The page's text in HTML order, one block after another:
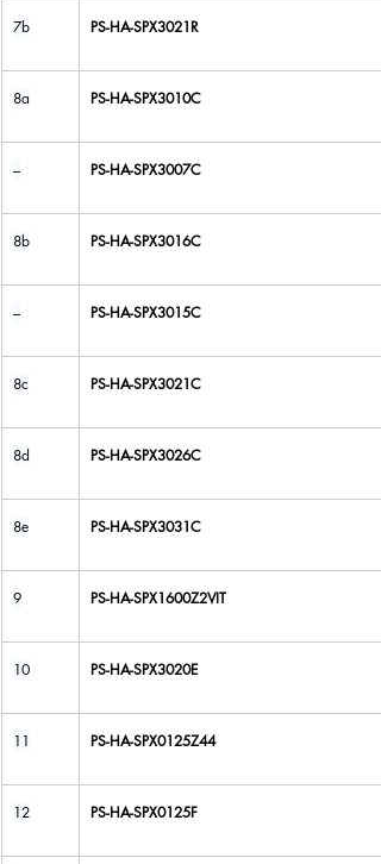
7b PS-HA-SPX3021R
8a PS-HA-SPX3010C
– PS-HA-SPX3007C
8b PS-HA-SPX3016C
– PS-HA-SPX3015C
8c PS-HA-SPX3021C
8d PS-HA-SPX3026C
8e PS-HA-SPX3031C
9 PS-HA-SPX1600Z2VIT
10 PS-HA-SPX3020E
11 PS-HA-SPX0125Z44
12 PS-HA-SPX0125F